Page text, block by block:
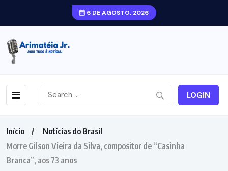
6 DE AGOSTO, 2026
LOGIN
Início
Notícias do Brasil
Morre Gilson Vieira da Silva, compositor de “Casinha
Branca”, aos 73 anos